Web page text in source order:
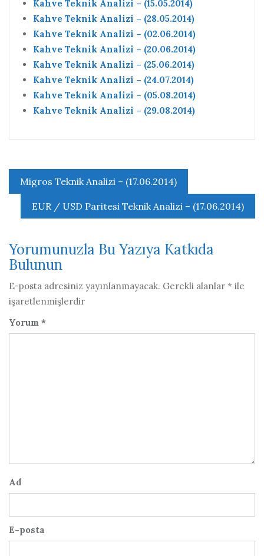
Kahve Teknik Analizi – (15.05.2014)
Kahve Teknik Analizi – (28.05.2014)
Kahve Teknik Analizi – (02.06.2014)
Kahve Teknik Analizi – (20.06.2014)
Kahve Teknik Analizi – (25.06.2014)
Kahve Teknik Analizi – (24.07.2014)
Kahve Teknik Analizi – (05.08.2014)
Kahve Teknik Analizi – (29.08.2014)
Yazı
gezinmesi
Migros Teknik Analizi – (17.06.2014)
EUR / USD Paritesi Teknik Analizi – (17.06.2014)
Yorumunuzla Bu Yazıya Katkıda
Bulunun
E-posta adresiniz yayınlanmayacak. Gerekli alanlar * ile
işaretlenmişlerdir
Yorum *
Ad
E-posta